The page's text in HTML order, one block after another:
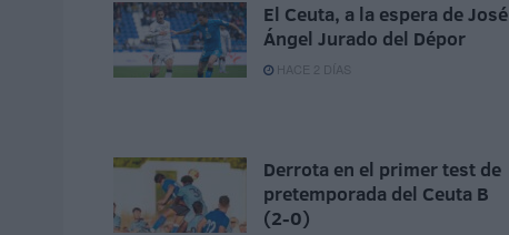
El Ceuta, a la espera de José
Ángel Jurado del Dépor
HACE 2 DÍAS
Derrota en el primer test de
pretemporada del Ceuta B
(2-0)